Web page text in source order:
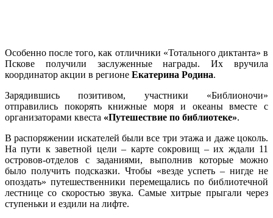
Особенно после того, как отличники «Тотального диктанта» в
Пскове получили заслуженные награды. Их вручила
координатор акции в регионе Екатерина Родина.
Зарядившись позитивом, участники «Библионочи»
отправились покорять книжные моря и океаны вместе с
организаторами квеста «Путешествие по библиотеке».
В распоряжении искателей были все три этажа и даже цоколь.
На пути к заветной цели – карте сокровищ – их ждали 11
островов-отделов с заданиями, выполнив которые можно
было получить подсказки. Чтобы «везде успеть – нигде не
опоздать» путешественники перемещались по библиотечной
лестнице со скоростью звука. Самые хитрые прыгали через
ступеньки и ездили на лифте.